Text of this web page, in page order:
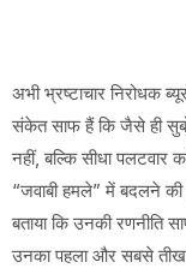
अभी भ्रष्टाचार निरोधक
संकेत साफ हैं कि जैसे ही
नहीं, बल्कि सीधा
“जवाबी हमले” में बदलने
बताया कि उनकी रणनीति
उनका पहला और सबसे